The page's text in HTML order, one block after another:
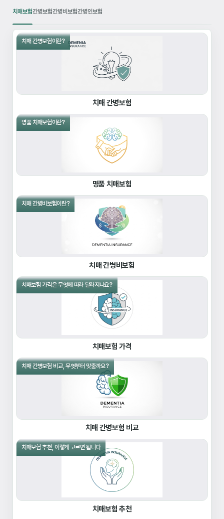
치매보험간병보험간병비보험간병인보험
치매 간병보험이란?
치매 간병보험
명품 치매보험이란?
명품 치매보험
치매 간병비보험이란?
치매 간병비보험
치매보험 가격은 무엇에 따라 달라지나요?
치매보험 가격
치매 간병보험 비교, 무엇부터 맞출까요?
치매 간병보험 비교
치매보험 추천, 이렇게 고르면 됩니다
치매보험 추천